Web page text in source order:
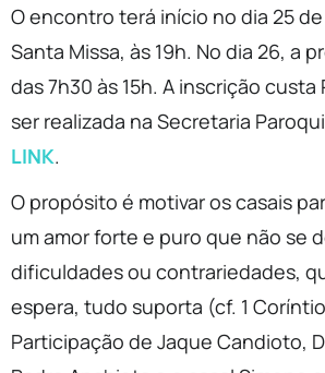
O encontro terá início no dia 25
Santa Missa, às 19h. No dia 26, a
das 7h30 às 15h. A inscrição custa
ser realizada na Secretaria
LINK.
O propósito é motivar os casais
um amor forte e puro que não se
dificuldades ou contrariedades,
espera, tudo suporta (cf. 1
Participação de Jaque Candioto,